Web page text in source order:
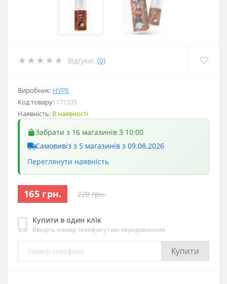
Відгуки: (0)
Виробник: HYPE
Код товару: 171535
Наявність: В наявності
Забрати з 16 магазинів З 10:00
Самовивіз з 5 магазинів з 09.08.2026
Переглянути наявність
165 грн. 220 грн.
Купити в один клік
Введіть номер телефону і ми передзвонимо
Купити